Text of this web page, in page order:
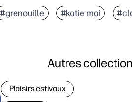
#grenouille #katie mai
Autres
Plaisirs estivaux